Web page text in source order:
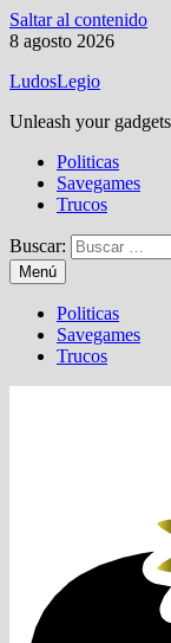
Saltar al contenido
8 agosto 2026
LudosLegio
Unleash your gadgets
Politicas
Savegames
Trucos
Buscar:
Menú
Politicas
Savegames
Trucos